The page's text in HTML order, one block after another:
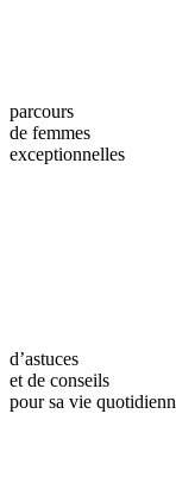
parcours
de femmes
exceptionnelles
d’astuces
et de conseils
pour sa vie